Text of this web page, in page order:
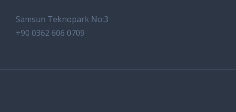
Samsun Teknopark No:3
+90 0362 606 0709